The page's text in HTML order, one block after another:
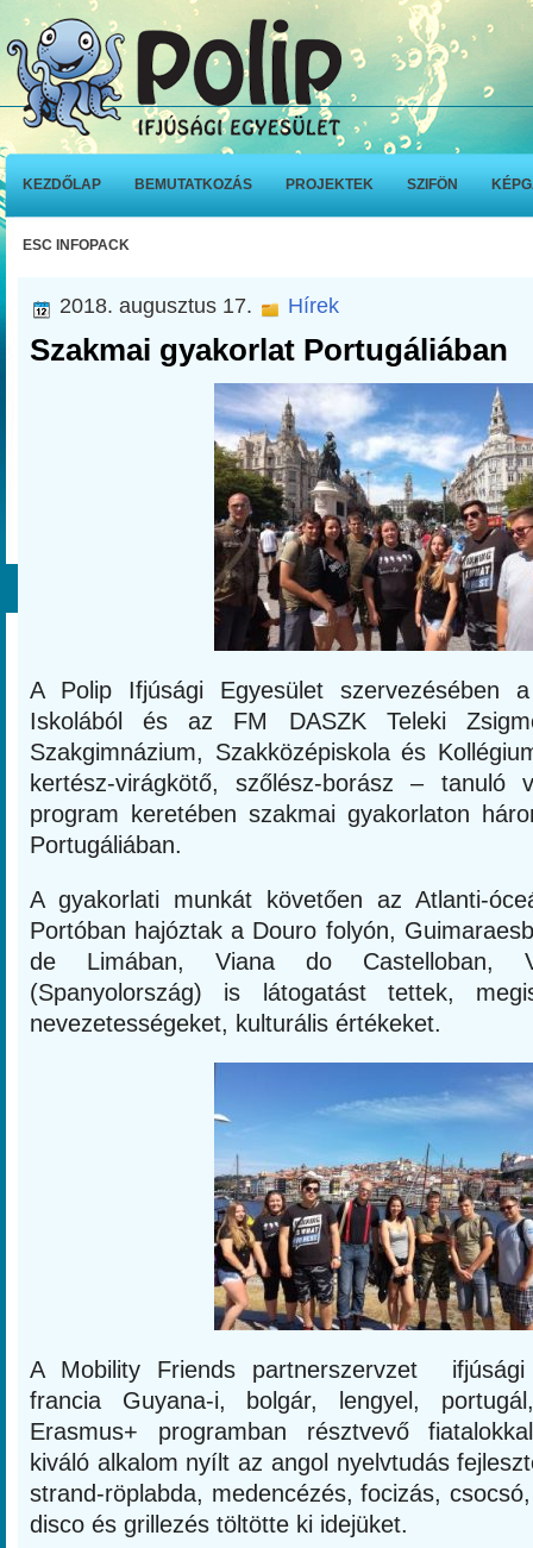
KEZDŐLAP BEMUTATKOZÁS PROJEKTEK SZIFÖN
ESC INFOPACK
2018. augusztus 17. Hírek
Szakmai gyakorlat Portugáliában
A Polip Ifjúsági Egyesület szervezésében
Iskolából és az FM DASZK Teleki
Szakgimnázium, Szakközépiskola és
kertész-virágkötő, szőlész-borász – tanuló
program keretében szakmai gyakorlaton
Portugáliában.
A gyakorlati munkát követően az Atlanti-
Portóban hajóztak a Douro folyón,
de Limában, Viana do Castelloban,
(Spanyolország) is látogatást tettek,
nevezetességeket, kulturális értékeket.
A Mobility Friends partnerszervzet ifjúsági
francia Guyana-i, bolgár, lengyel,
Erasmus+ programban résztvevő
kiváló alkalom nyílt az angol nyelvtudás
strand-röplabda, medencézés, focizás,
disco és grillezés töltötte ki idejüket.